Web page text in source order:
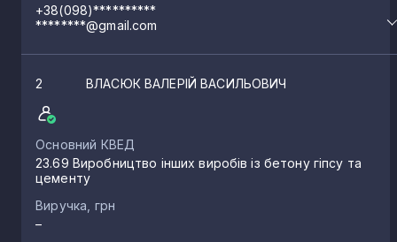
+38(098)**********
********@gmail.com
2 ВЛАСЮК ВАЛЕРІЙ ВАСИЛЬОВИЧ
Основний КВЕД
23.69 Виробництво інших виробів із бетону гіпсу та
цементу
Виручка, грн
–